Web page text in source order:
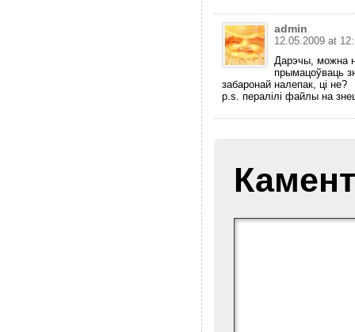
admin
12.05.2009 at
Дарэчы, можна
прымацоўваць
забаронай налепак, ці не?
p.s. пералілі файлы на